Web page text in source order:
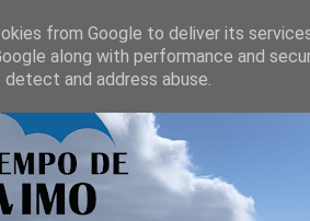
from Google to deliver its
along with performance and
and address abuse.